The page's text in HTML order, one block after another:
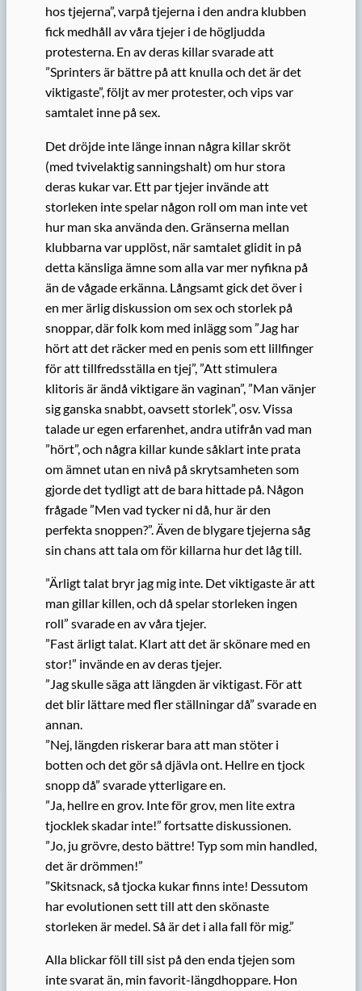
hos tjejerna”, varpå tjejerna i den andra klubben
fick medhåll av våra tjejer i de högljudda
protesterna. En av deras killar svarade att
”Sprinters är bättre på att knulla och det är det
viktigaste”, följt av mer protester, och vips var
samtalet inne på sex.
Det dröjde inte länge innan några killar skröt
(med tvivelaktig sanningshalt) om hur stora
deras kukar var. Ett par tjejer invände att
storleken inte spelar någon roll om man inte vet
hur man ska använda den. Gränserna mellan
klubbarna var upplöst, när samtalet glidit in på
detta känsliga ämne som alla var mer nyfikna på
än de vågade erkänna. Långsamt gick det över i
en mer ärlig diskussion om sex och storlek på
snoppar, där folk kom med inlägg som ”Jag har
hört att det räcker med en penis som ett lillfinger
för att tillfredsställa en tjej”, ”Att stimulera
klitoris är ändå viktigare än vaginan”, ”Man vänjer
sig ganska snabbt, oavsett storlek”, osv. Vissa
talade ur egen erfarenhet, andra utifrån vad man
”hört”, och några killar kunde såklart inte prata
om ämnet utan en nivå på skrytsamheten som
gjorde det tydligt att de bara hittade på. Någon
frågade ”Men vad tycker ni då, hur är den
perfekta snoppen?”. Även de blygare tjejerna såg
sin chans att tala om för killarna hur det låg till.
”Ärligt talat bryr jag mig inte. Det viktigaste är att
man gillar killen, och då spelar storleken ingen
roll” svarade en av våra tjejer.
”Fast ärligt talat. Klart att det är skönare med en
stor!” invände en av deras tjejer.
”Jag skulle säga att längden är viktigast. För att
det blir lättare med fler ställningar då” svarade en
annan.
”Nej, längden riskerar bara att man stöter i
botten och det gör så djävla ont. Hellre en tjock
snopp då” svarade ytterligare en.
”Ja, hellre en grov. Inte för grov, men lite extra
tjocklek skadar inte!” fortsatte diskussionen.
”Jo, ju grövre, desto bättre! Typ som min handled,
det är drömmen!”
”Skitsnack, så tjocka kukar finns inte! Dessutom
har evolutionen sett till att den skönaste
storleken är medel. Så är det i alla fall för mig.”
Alla blickar föll till sist på den enda tjejen som
inte svarat än, min favorit-längdhoppare. Hon